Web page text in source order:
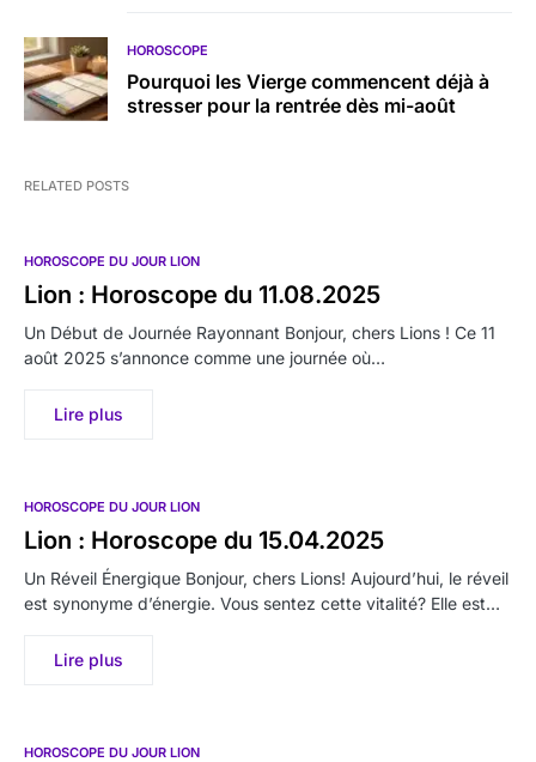
HOROSCOPE
Pourquoi les Vierge commencent déjà à
stresser pour la rentrée dès mi-août
RELATED POSTS
HOROSCOPE DU JOUR LION
Lion : Horoscope du 11.08.2025
Un Début de Journée Rayonnant Bonjour, chers Lions ! Ce 11
août 2025 s’annonce comme une journée où…
Lire plus
HOROSCOPE DU JOUR LION
Lion : Horoscope du 15.04.2025
Un Réveil Énergique Bonjour, chers Lions! Aujourd’hui, le réveil
est synonyme d’énergie. Vous sentez cette vitalité? Elle est…
Lire plus
HOROSCOPE DU JOUR LION